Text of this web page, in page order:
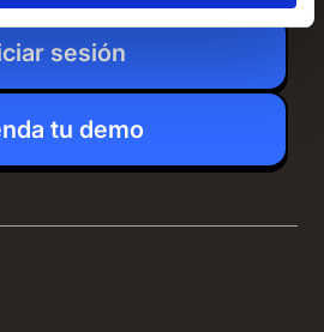
sesión
tu demo